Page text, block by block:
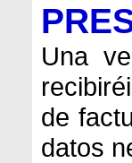
Una
de
datos